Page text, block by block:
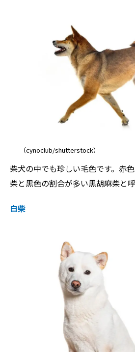
（cynoclub/shutterstock）
柴犬の中でも珍しい毛色です。赤
柴と黒色の割合が多い黒胡麻柴と呼
白柴